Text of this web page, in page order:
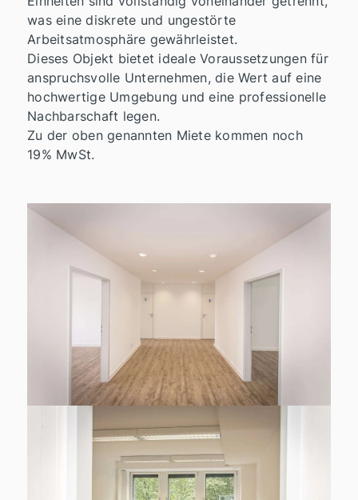
was eine diskrete und ungestörte
Arbeitsatmosphäre gewährleistet.
Dieses Objekt bietet ideale Voraussetzungen für
anspruchsvolle Unternehmen, die Wert auf eine
hochwertige Umgebung und eine professionelle
Nachbarschaft legen.
Zu der oben genannten Miete kommen noch
19% MwSt.